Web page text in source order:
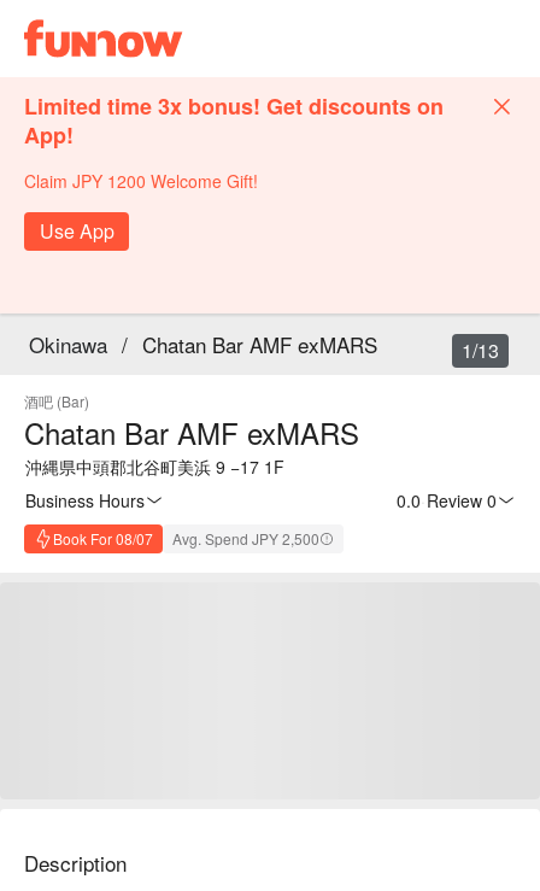
Limited time 3x bonus! Get discounts on
App!
Claim JPY 1200 Welcome Gift!
Use App
Okinawa / Chatan Bar AMF exMARS
酒吧 (Bar)
Chatan Bar AMF exMARS
沖縄県中頭郡北谷町美浜 9 −17 1F
Business Hours
0.0 Review 0
Book For 08/07 Avg. Spend JPY 2,500
1/13
Description